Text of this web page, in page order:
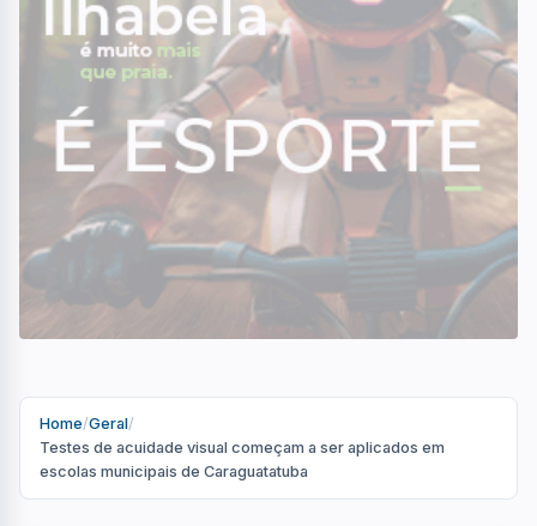
Home/ Geral/
Testes de acuidade visual começam a ser aplicados em
escolas municipais de Caraguatatuba
GERAL
Testes de acuidade visual
começam a ser aplicados
em escolas municipais de
Iniciativa capacitou 87 profissionais da
educação